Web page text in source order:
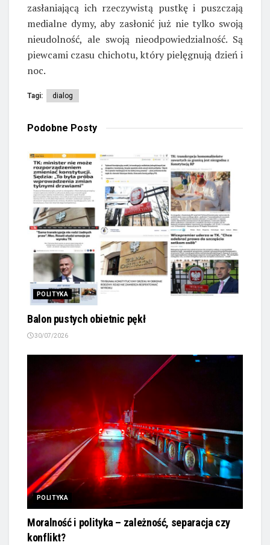
zasłaniającą ich rzeczywistą pustkę i puszczają
medialne dymy, aby zasłonić już nie tylko swoją
nieudolność, ale swoją nieodpowiedzialność. Są
piewcami czasu chichotu, który pielęgnują dzień i
noc.
Tagi: dialog
Podobne Posty
POLITYKA
Balon pustych obietnic pękł
30/07/2026
POLITYKA
Moralność i polityka – zależność, separacja czy
konflikt?